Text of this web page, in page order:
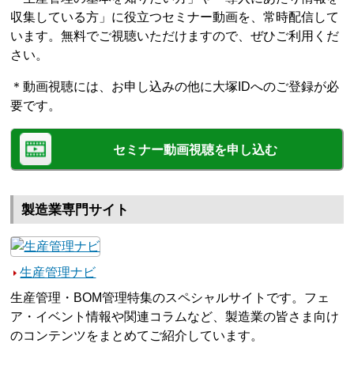
収集している方」に役立つセミナー動画を、常時配信して
います。無料でご視聴いただけますので、ぜひご利用くだ
さい。
＊動画視聴には、お申し込みの他に大塚IDへのご登録が必
要です。
セミナー動画視聴を申し込む
製造業専門サイト
生産管理ナビ
生産管理・BOM管理特集のスペシャルサイトです。フェ
ア・イベント情報や関連コラムなど、製造業の皆さま向け
のコンテンツをまとめてご紹介しています。